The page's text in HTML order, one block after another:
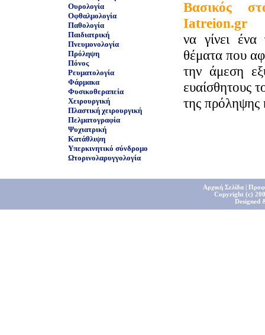
Ουρολογία
Οφθαλμολογία
Παθολογία
Παιδιατρική
Πνευμονολογία
Πρόληψη
Πόνος
Ρευματολογία
Φάρμακα
Φυσικοθεραπεία
Χειρουργική
Πλαστική χειρουργική
Πελματογραφία
Ψυχιατρική
Κατάθλιψη
Υπερκινητικό σύνδρομο
Ωτορινολαρυγγολογία
Βασικός
Iatreion.gr
να γίνει ένα
θέματα που
την άμεση
ευαίσθητους
της πρόληψης
Αρχική Σελίδα|
Copyright (c)
Designed